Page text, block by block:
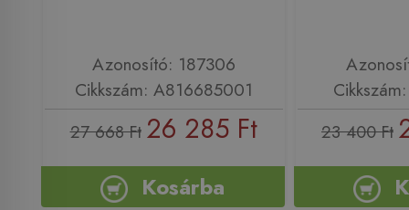
Azonosító: 187306
Cikkszám: A816685001
27 668 Ft 26 285 Ft
Kosárba
23 400 Ft